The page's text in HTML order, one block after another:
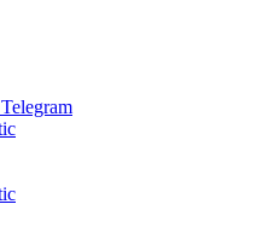
Telegram